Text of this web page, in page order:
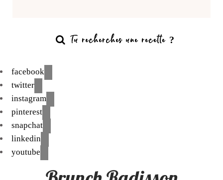
facebook
twitter
instagram
pinterest
snapchat
linkedin
youtube